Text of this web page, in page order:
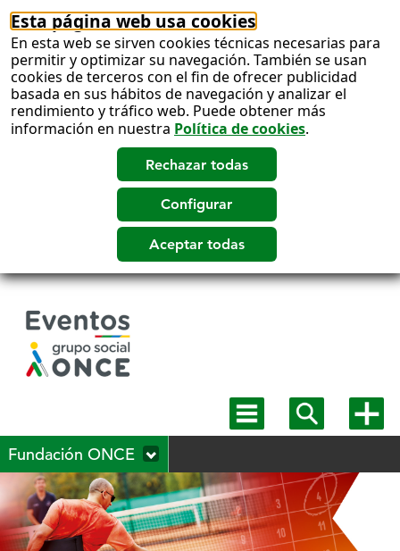
Esta página web usa cookies
En esta web se sirven cookies técnicas necesarias para
permitir y optimizar su navegación. También se usan
cookies de terceros con el fin de ofrecer publicidad
basada en sus hábitos de navegación y analizar el
rendimiento y tráfico web. Puede obtener más
información en nuestra Política de cookies.
Mostrar
menú
Mostrar
buscadormás
Fundación ONCE